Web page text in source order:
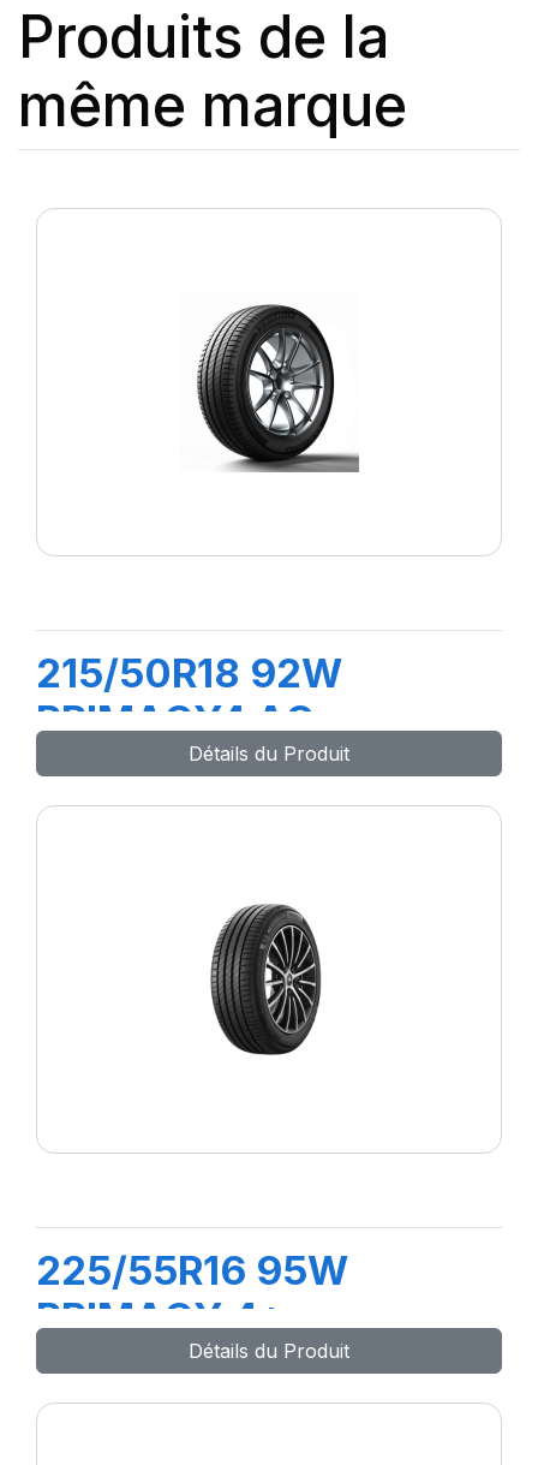
Produits de la
même marque
215/50R18 92W
PRIMACY4 AO
Détails du Produit
225/55R16 95W
PRIMACY 4+
Détails du Produit